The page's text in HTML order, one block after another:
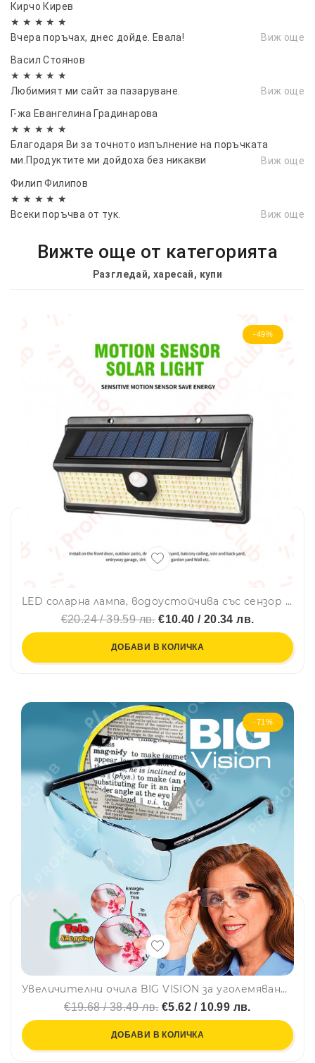
Кирчо Кирев
★ ★ ★ ★ ★
Вчера поръчах, днес дойде. Евала!
Виж още
Васил Стоянов
★ ★ ★ ★ ★
Любимият ми сайт за пазаруване.
Виж още
Г-жа Евангелина Градинарова
★ ★ ★ ★ ★
Благодаря Ви за точното изпълнение на поръчката
ми.Продуктите ми дойдоха без никакви
Виж още
Филип Филипов
★ ★ ★ ★ ★
Всеки поръчва от тук.
Виж още
Вижте още от категорията
Разгледай, харесай, купи
-49%
LED соларна лампа, водоустойчива със сензор за движение, стенна лампа синьо/червено SmartHome
€20.24 / 39.59 лв.€10.40 / 20.34 лв.
ДОБАВИ В КОЛИЧКА
-71%
Увеличителни очила BIG VISION за уголемяване на образите и работа с дребни детайли
€19.68 / 38.49 лв.€5.62 / 10.99 лв.
ДОБАВИ В КОЛИЧКА